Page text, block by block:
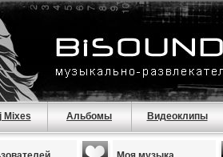
Mixes Альбомы Видеоклипы